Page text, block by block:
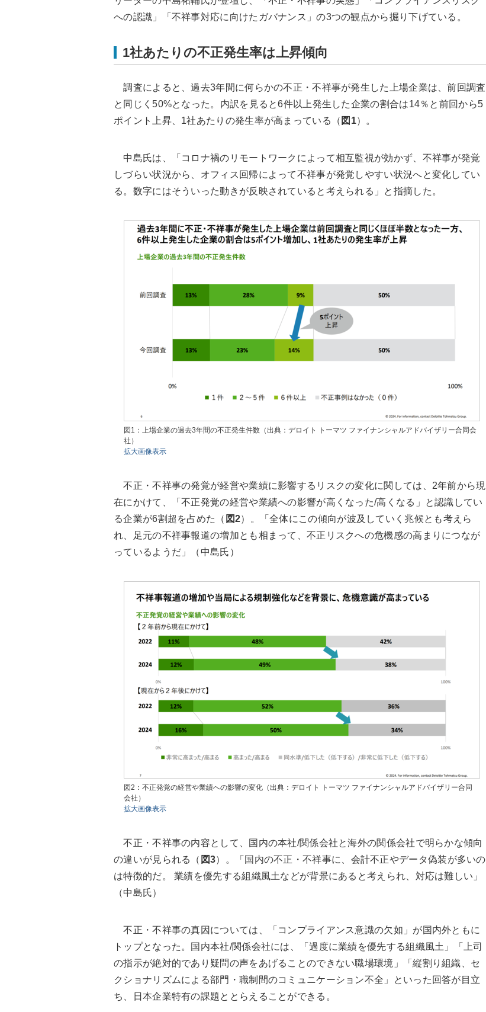
への認識」「不祥事対応に向けたガバナンス」の3つの観点から掘り下げている。
1社あたりの不正発生率は上昇傾向
調査によると、過去3年間に何らかの不正・不祥事が発生した上場企業は、前回調査
と同じく50%となった。内訳を見ると6件以上発生した企業の割合は14％と前回から5
ポイント上昇、1社あたりの発生率が高まっている（ 図1）。
中島氏は、「コロナ禍のリモートワークによって相互監視が効かず、不祥事が発覚
しづらい状況から、オフィス回帰によって不祥事が発覚しやすい状況へと変化してい
る。数字にはそういった動きが反映されていると考えられる」と指摘した。
図1：上場企業の過去3年間の不正発生件数（出典：デロイト トーマツ ファイナンシャルアドバイザリー合同会
社）
拡大画像表示
不正・不祥事の発覚が経営や業績に影響するリスクの変化に関しては、2年前から現
在にかけて、「不正発覚の経営や業績への影響が高くなった/高くなる」と認識してい
る企業が6割超を占めた（ 図2）。「全体にこの傾向が波及していく兆候とも考えら
れ、足元の不祥事報道の増加とも相まって、不正リスクへの危機感の高まりにつなが
っているようだ」（中島氏）
図2：不正発覚の経営や業績への影響の変化（出典：デロイト トーマツ ファイナンシャルアドバイザリー合同
会社）
拡大画像表示
不正・不祥事の内容として、国内の本社/関係会社と海外の関係会社で明らかな傾向
の違いが見られる（ 図3）。「国内の不正・不祥事に、会計不正やデータ偽装が多いの
は特徴的だ。 業績を優先する組織風土などが背景にあると考えられ、対応は難しい」
（中島氏）
不正・不祥事の真因については、「コンプライアンス意識の欠如」が国内外ともに
トップとなった。国内本社/関係会社には、「過度に業績を優先する組織風土」「上司
の指示が絶対的であり疑問の声をあげることのできない職場環境」「縦割り組織、セ
クショナリズムによる部門・職制間のコミュニケーション不全」といった回答が目立
ち、日本企業特有の課題ととらえることができる。